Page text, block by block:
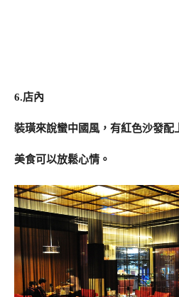
6.店內
裝璜來說蠻中國風，有紅色沙發配
美食可以放鬆心情。